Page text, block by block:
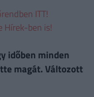
ITT!
Hírek-ben is!
időben minden
magát. Változott